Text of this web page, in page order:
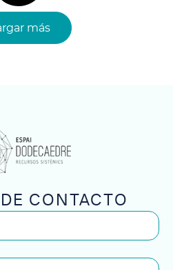
más
CONTACTO